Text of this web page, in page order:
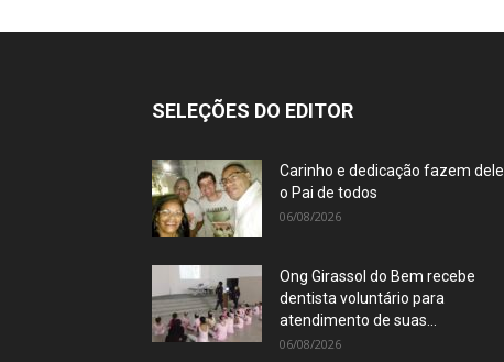
SELEÇÕES DO EDITOR
Carinho e dedicação fazem dele
o Pai de todos
06/08/2026
Ong Girassol do Bem recebe
dentista voluntário para
atendimento de suas...
06/08/2026